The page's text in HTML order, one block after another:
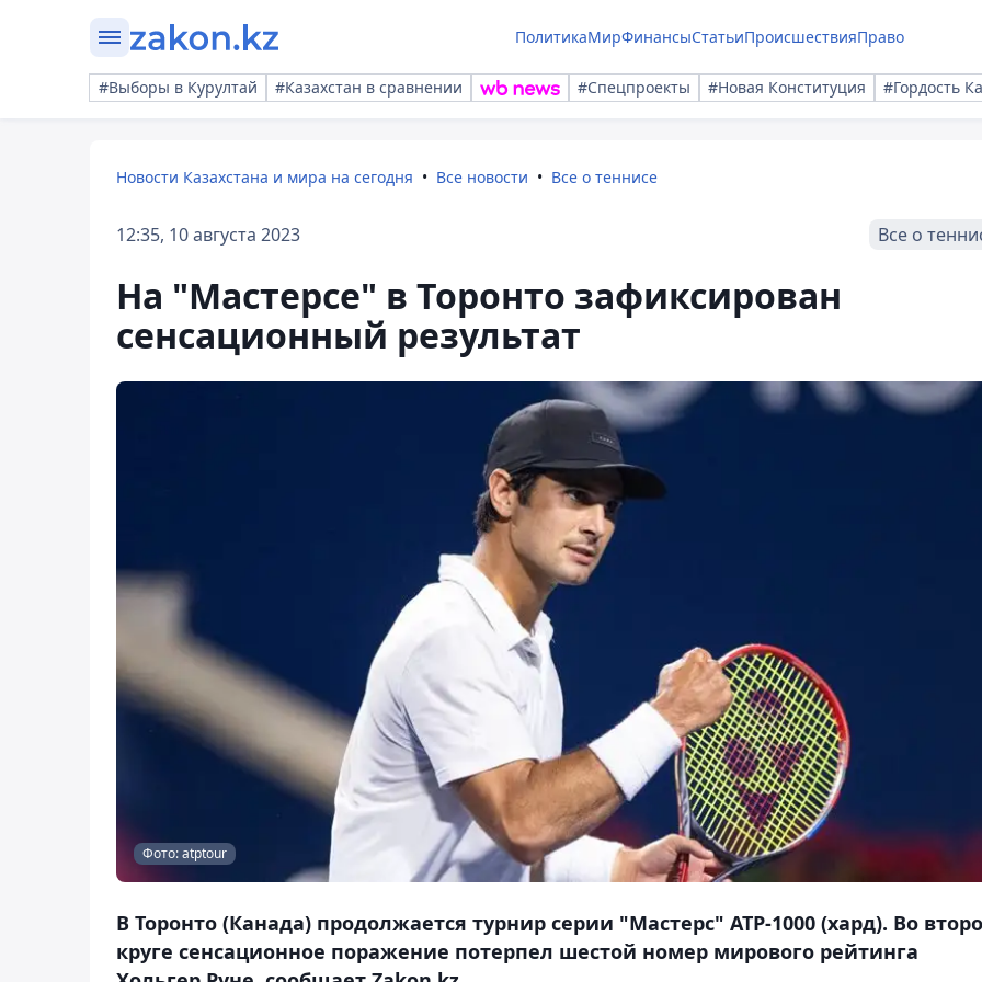
ПолитикаМирФинансыСтатьиПроисшествияПраво
#Выборы в Курултай #Казахстан в сравнении #Спецпроекты #Новая Конституция #Гордость
Новости Казахстана и мира на сегодня Все новости Все о теннисе
12:35, 10 августа 2023 Все о
На "Мастерсе" в Торонто зафиксирован
сенсационный результат
Фото: atptour
В Торонто (Канада) продолжается турнир серии "Мастерс" ATP-1000 (хард). Во
круге сенсационное поражение потерпел шестой номер мирового рейтинга